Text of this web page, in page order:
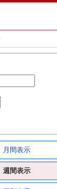
月間表示
週間表示